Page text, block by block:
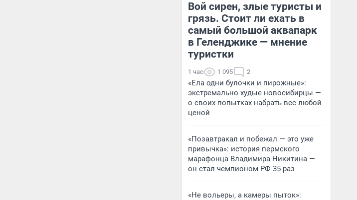
Вой сирен, злые туристы и
грязь. Стоит ли ехать в
самый большой аквапарк
в Геленджике — мнение
туристки
1 час 1 095 2
«Ела одни булочки и пирожные»:
экстремально худые новосибирцы —
о своих попытках набрать вес любой
ценой
«Позавтракал и побежал — это уже
привычка»: история пермского
марафонца Владимира Никитина —
он стал чемпионом РФ 35 раз
«Не вольеры, а камеры пыток»: